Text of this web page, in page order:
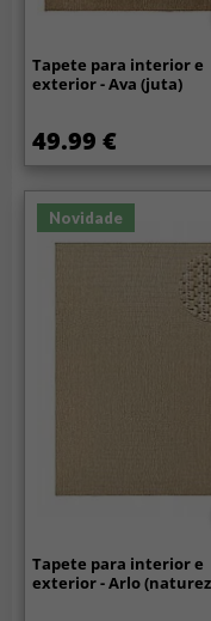
Tapete para interior e
exterior - Ava (juta)
49.99 €
Novidade
Tapete para interior e
exterior - Arlo